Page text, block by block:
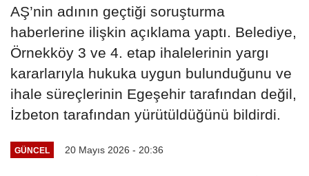
AŞ’nin adının geçtiği soruşturma
haberlerine ilişkin açıklama yaptı. Belediye,
Örnekköy 3 ve 4. etap ihalelerinin yargı
kararlarıyla hukuka uygun bulunduğunu ve
ihale süreçlerinin Egeşehir tarafından değil,
İzbeton tarafından yürütüldüğünü bildirdi.
GÜNCEL 20 Mayıs 2026 - 20:36